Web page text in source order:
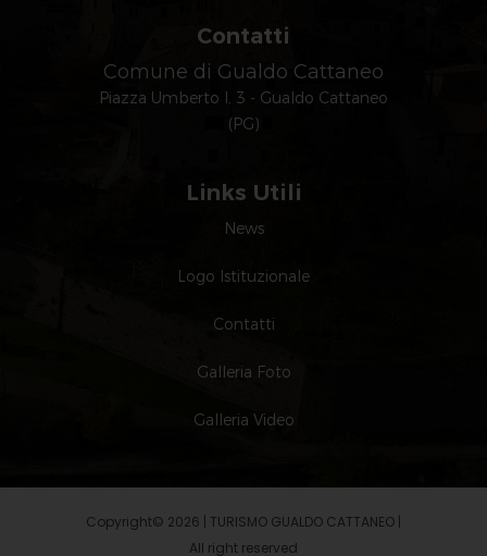
Contatti
Comune di Gualdo Cattaneo
Piazza Umberto I, 3 - Gualdo Cattaneo
(PG)
Links Utili
News
Logo Istituzionale
Contatti
Galleria Foto
Galleria Video
Copyright© 2026 | TURISMO GUALDO CATTANEO |
All right reserved